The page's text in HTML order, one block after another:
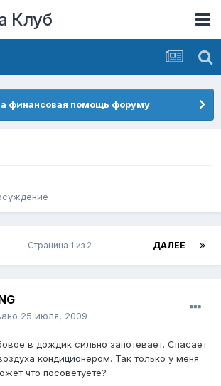
Клуб
финансовая помощь форуму
ДАЛЕЕ
Страница 1 из 2
25 июля, 2009
в дождик сильно запотевает. Спасает
кондиционером. Так только у меня
что посоветуете?